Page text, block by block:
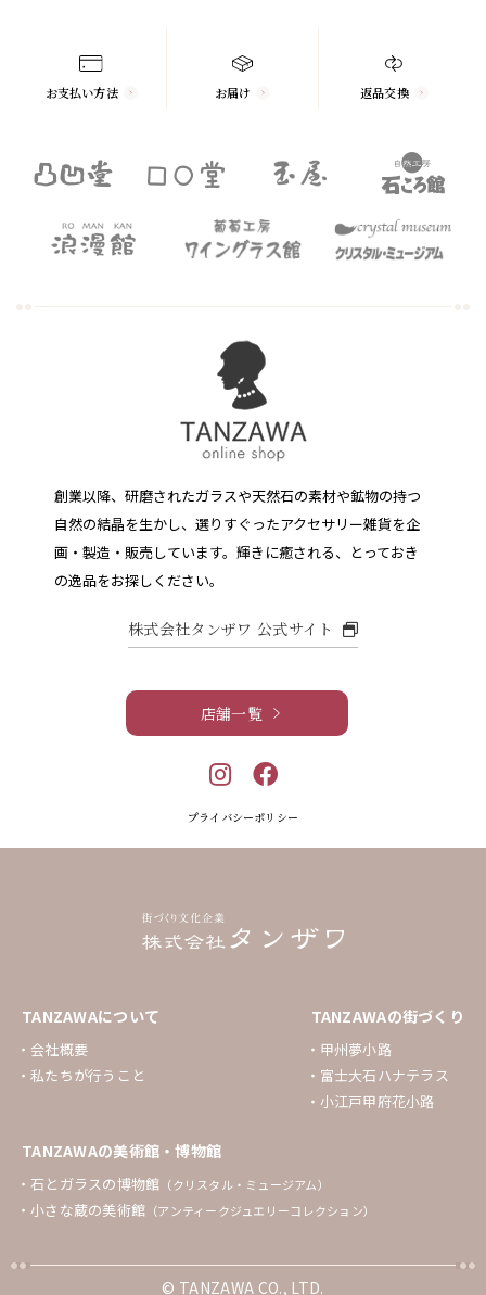
お支払い方法 お届け 返品交換
創業以降、研磨されたガラスや天然石の素材や鉱物の持つ
自然の結晶を生かし、選りすぐったアクセサリー雑貨を企
画・製造・販売しています。 輝きに癒される、とっておき
の逸品をお探しください。
株式会社タンザワ 公式サイト
店舗一覧
プライバシーポリシー
TANZAWAについて
会社概要
私たちが行うこと
TANZAWAの街づくり
甲州夢小路
富士大石ハナテラス
小江戸甲府花小路
TANZAWAの美術館・博物館
石とガラスの博物館 （クリスタル・ミュージアム）
小さな蔵の美術館 （アンティークジュエリーコレクション）
© TANZAWA CO., LTD.